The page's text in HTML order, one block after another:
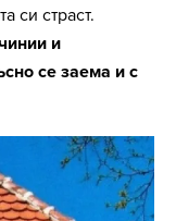
си страст.
и
се заема и с